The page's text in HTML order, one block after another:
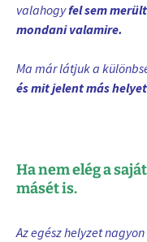
valahogyfel sem
mondani valamire.
Ma már látjuk a
és mit jelent más
Ha nem elég a
másét is.
Az egész helyzet